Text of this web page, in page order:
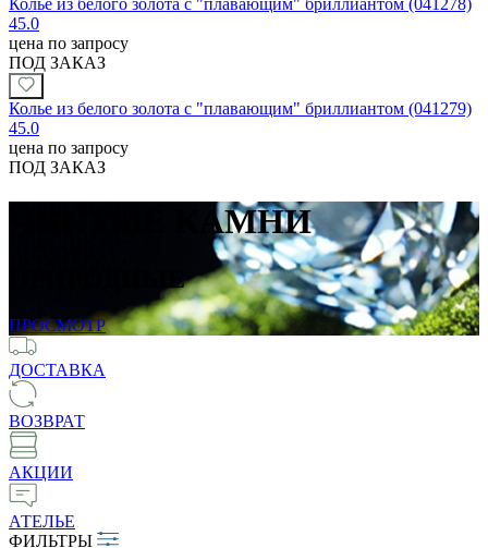
Колье из белого золота с "плавающим" бриллиантом (041278)
45.0
цена по запросу
ПОД ЗАКАЗ
Колье из белого золота с "плавающим" бриллиантом (041279)
45.0
цена по запросу
ПОД ЗАКАЗ
ЧИСТЫЕ КАМНИ
ПРИРОДНЫЕ
ПРОСМОТР
ДОСТАВКА
ВОЗВРАТ
АКЦИИ
АТЕЛЬЕ
ФИЛЬТРЫ